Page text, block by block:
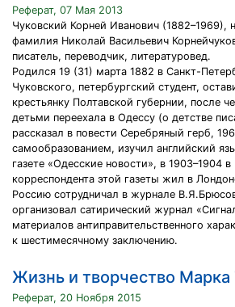
Реферат, 07 Мая 2013
Чуковский Корней Иванович (1882–1969),
фамилия Николай Васильевич
писатель, переводчик, литературовед.
Родился 19 (31) марта 1882 в Санкт-
Чуковского, петербургский студент,
крестьянку Полтавской губернии, после
детьми переехала в Одессу (о детстве
рассказал в повести Серебряный герб,
самообразованием, изучил английский
газете «Одесские новости», в 1903–1904 в
корреспондента этой газеты жил в
Россию сотрудничал в журнале
организовал сатирический журнал
материалов антиправительственного
к шестимесячному заключению.
Жизнь и творчество Марка
Реферат, 20 Ноября 2015